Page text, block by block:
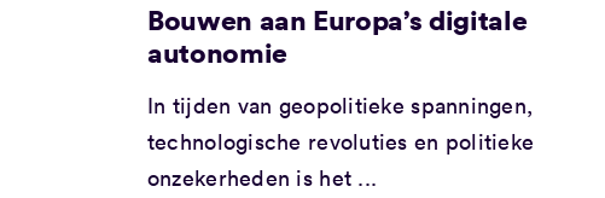
Bouwen aan Europa’s digitale
autonomie
In tijden van geopolitieke spanningen,
technologische revoluties en politieke
onzekerheden is het ...